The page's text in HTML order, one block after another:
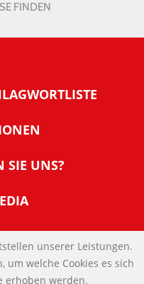
FINDEN
Signaturen
SIE UNS?
unserer Leistungen.
um welche Cookies es sich
erhoben werden.